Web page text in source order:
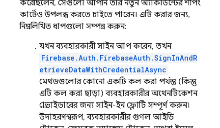
করেছিলেন, সেগুলো আপনি তার নতুন অ্যাকাউন্টের শপিং
কার্টেও উপলব্ধ করতে চাইতে পারেন। এটি করার জন্য,
নিম্নলিখিত ধাপগুলো সম্পন্ন করুন:
যখন ব্যবহারকারী সাইন আপ করেন, তখন
Firebase.Auth.FirebaseAuth.SignInAndR
etrieveDataWithCredentialAsync
মেথডগুলোর কোনো একটি কল করা পর্যন্ত (কিন্তু
এটি কল করা ছাড়া) ব্যবহারকারীর অথেনটিকেশন
প্রোভাইডারের জন্য সাইন-ইন ফ্লোটি সম্পূর্ণ করুন।
উদাহরণস্বরূপ, ব্যবহারকারীর গুগল আইডি